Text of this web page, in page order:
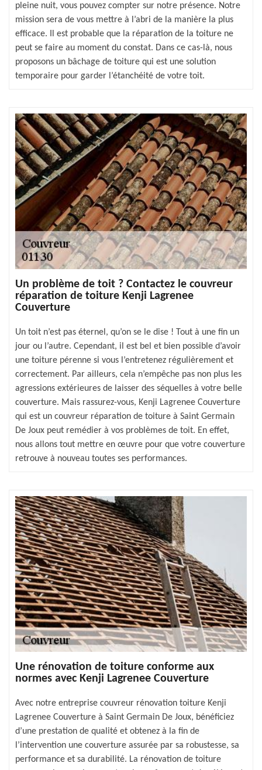
pleine nuit, vous pouvez compter sur notre présence. Notre
mission sera de vous mettre à l’abri de la manière la plus
efficace. Il est probable que la réparation de la toiture ne
peut se faire au moment du constat. Dans ce cas-là, nous
proposons un bâchage de toiture qui est une solution
temporaire pour garder l’étanchéité de votre toit.
Un problème de toit ? Contactez le couvreur
réparation de toiture Kenji Lagrenee
Couverture
Un toit n’est pas éternel, qu’on se le dise ! Tout à une fin un
jour ou l’autre. Cependant, il est bel et bien possible d’avoir
une toiture pérenne si vous l’entretenez régulièrement et
correctement. Par ailleurs, cela n’empêche pas non plus les
agressions extérieures de laisser des séquelles à votre belle
couverture. Mais rassurez-vous, Kenji Lagrenee Couverture
qui est un couvreur réparation de toiture à Saint Germain
De Joux peut remédier à vos problèmes de toit. En effet,
nous allons tout mettre en œuvre pour que votre couverture
retrouve à nouveau toutes ses performances.
Une rénovation de toiture conforme aux
normes avec Kenji Lagrenee Couverture
Avec notre entreprise couvreur rénovation toiture Kenji
Lagrenee Couverture à Saint Germain De Joux, bénéficiez
d’une prestation de qualité et obtenez à la fin de
l’intervention une couverture assurée par sa robustesse, sa
performance et sa durabilité. La rénovation de toiture